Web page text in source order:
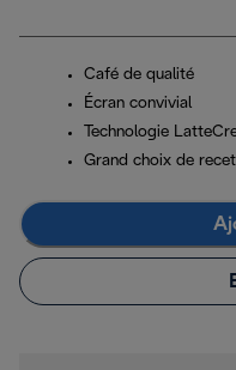
Café de qualité
Écran convivial
Technologie
Grand choix de